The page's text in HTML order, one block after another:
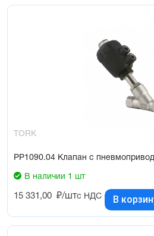
TORK
PP1090.04 Клапан с
В наличии 1 шт
15 331,00 ₽/штс НДС В